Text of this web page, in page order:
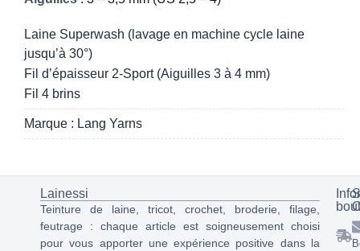
Laine Superwash (lavage en machine cycle laine
jusqu’à 30°)
Fil d’épaisseur 2-Sport (Aiguilles 3 à 4 mm)
Fil 4 brins
Marque : Lang Yarns
Lainessi
Teinture de laine, tricot, crochet, broderie, filage,
feutrage : chaque article est soigneusement choisi
pour vous apporter une expérience positive dans la